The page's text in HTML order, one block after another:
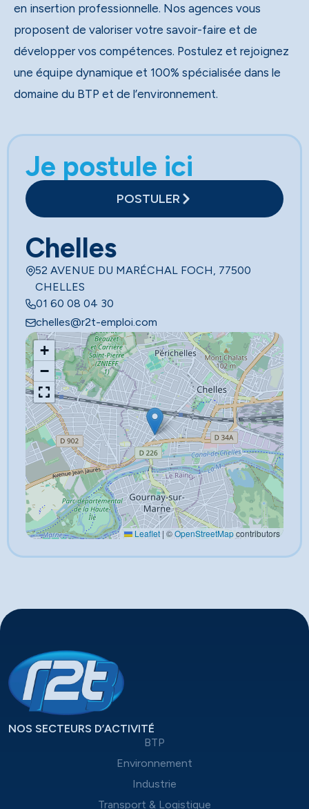
en insertion professionnelle. Nos agences vous
proposent de valoriser votre savoir-faire et de
développer vos compétences. Postulez et rejoignez
une équipe dynamique et 100% spécialisée dans le
domaine du BTP et de l’environnement.
Je postule ici
POSTULER
Chelles
52 AVENUE DU MARÉCHAL FOCH, 77500
CHELLES
01 60 08 04 30
chelles@r2t-emploi.com
+
−
Leaflet | ©OpenStreetMapcontributors
NOS SECTEURS D’ACTIVITÉ
BTP
Environnement
Industrie
Transport & Logistique